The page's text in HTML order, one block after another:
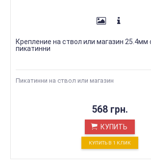
Крепление на ствол или магазин 25.4мм
пикатинни
Пикатинни на ствол или магазин
568 грн.
КУПИТЬ
КУПИТЬ В 1 КЛИК